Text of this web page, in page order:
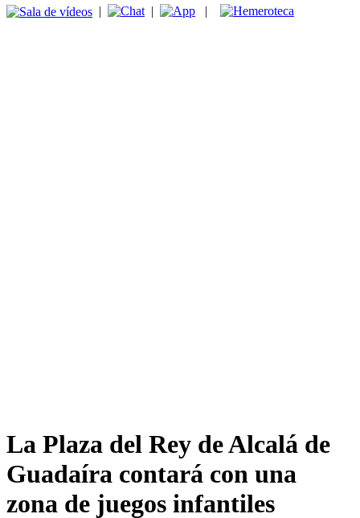
| | |
La Plaza del Rey de Alcalá de
Guadaíra contará con una
zona de juegos infantiles